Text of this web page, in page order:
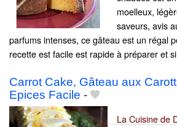
moelleux,
saveurs, avis
parfums intenses, ce gâteau est un régal
recette est facile est rapide à préparer et
Carrot Cake, Gâteau aux
Epices Facile -
La Cuisine de